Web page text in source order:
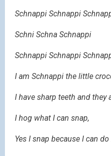
Schnappi Schnappi
Schni Schna Schnappi
Schnappi Schnappi
I am Schnappi the little
I have sharp teeth and they
I hog what I can snap,
Yes I snap because I can